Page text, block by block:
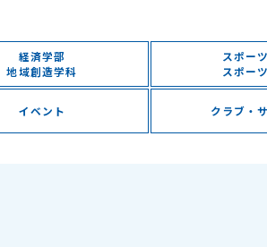
経済学部
地域創造学科
スポー
スポー
イベント クラブ・